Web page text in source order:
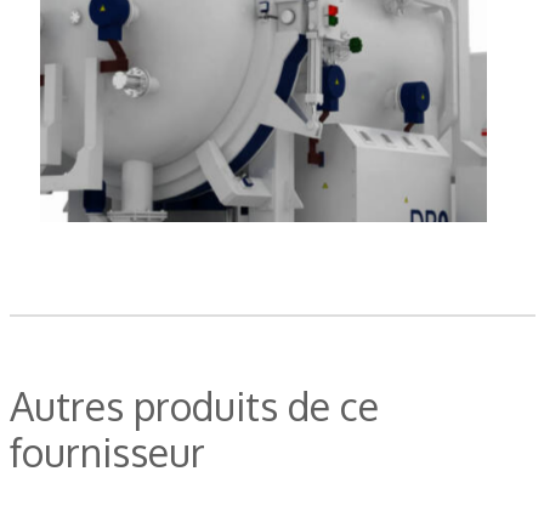
Autres produits de ce
fournisseur